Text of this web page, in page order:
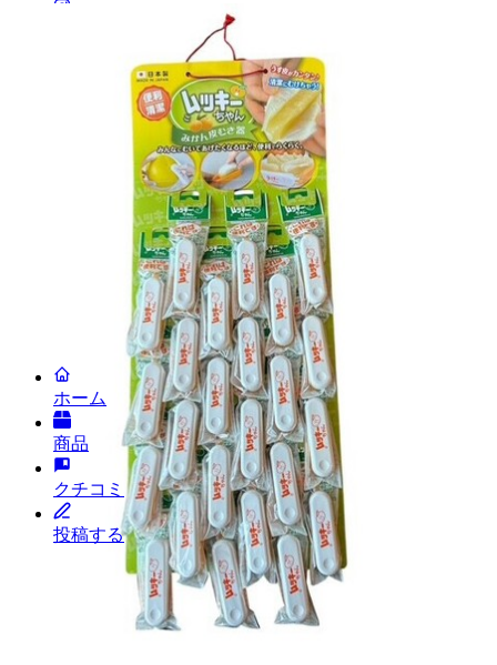
LINEで相談する メールで相談する
新規お取引について
ニュースリリース
お問い合わせ
プライバシーポリシー
投稿キャンペーン
(c) LAFUGO, Inc. All Rights Reserved.2026
ホーム
商品
クチコミ
投稿する